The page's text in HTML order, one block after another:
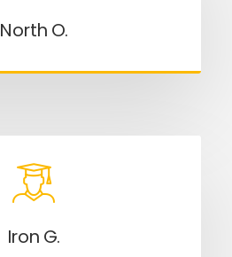
North O.
Iron G.